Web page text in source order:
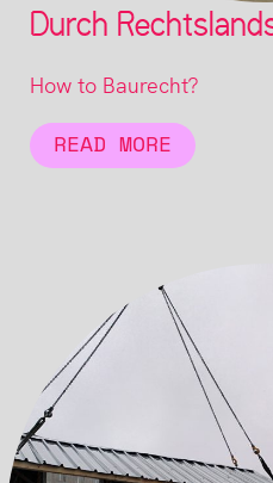
Durch
How to Baurecht?
READ MORE